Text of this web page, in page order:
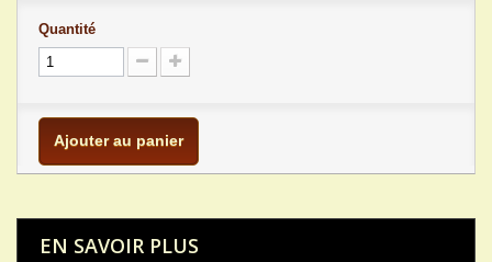
Quantité
Ajouter au panier
EN SAVOIR PLUS